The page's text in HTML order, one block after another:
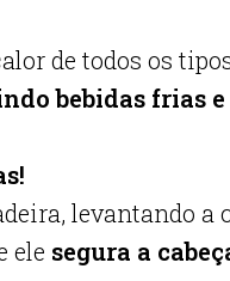
de todos os
bebidas frias
levantando a
ele segura a